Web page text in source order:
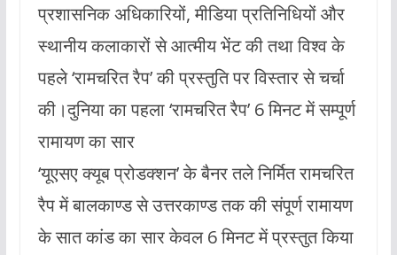
प्रशासनिक अधिकारियों, मीडिया प्रतिनिधियों और
स्थानीय कलाकारों से आत्मीय भेंट की तथा विश्व के
पहले ‘रामचरित रैप’ की प्रस्तुति पर विस्तार से चर्चा
की।दुनिया का पहला ‘रामचरित रैप’ 6 मिनट में सम्पूर्ण
रामायण का सार
‘यूएसए क्यूब प्रोडक्शन’ के बैनर तले निर्मित रामचरित
रैप में बालकाण्ड से उत्तरकाण्ड तक की संपूर्ण रामायण
के सात कांड का सार केवल 6 मिनट में प्रस्तुत किया